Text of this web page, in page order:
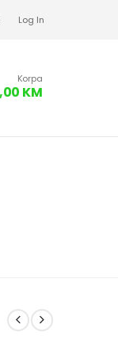
Log In
Korpa
KM